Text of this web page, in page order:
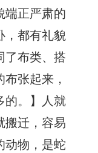
端正严肃的
，都有礼貌
了布类、搭
张起来，
的。】人就
搬迁，容易
动物，是蛇